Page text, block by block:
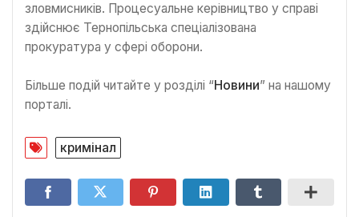
зловмисників. Процесуальне керівництво у справі
здійснює Тернопільська спеціалізована
прокуратура у сфері оборони.
Більше подій читайте у розділі “Новини” на нашому
порталі.
кримінал